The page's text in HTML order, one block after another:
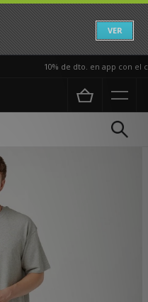
VER
10% de dto. en app con el